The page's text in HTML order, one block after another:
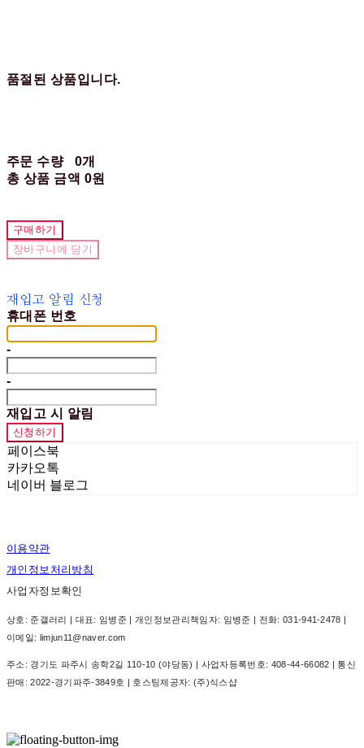
품절된 상품입니다.
주문 수량
0개
총 상품 금액 0원
구매하기
장바구니에 담기
재입고 알림 신청
휴대폰 번호
-
-
재입고 시 알림
신청하기
페이스북
카카오톡
네이버 블로그
이용약관
개인정보처리방침
사업자정보확인
상호: 준갤러리 | 대표: 임병준 | 개인정보관리책임자: 임병준 | 전화: 031-941-2478 |
이메일: limjun11@naver.com
주소: 경기도 파주시 송학2길 110-10 (야당동) | 사업자등록번호: 408-44-66082 | 통신
판매:2022-경기파주-3849호 | 호스팅제공자: (주)식스샵